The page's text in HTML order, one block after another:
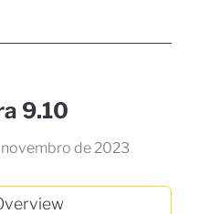
9.10
de 2023